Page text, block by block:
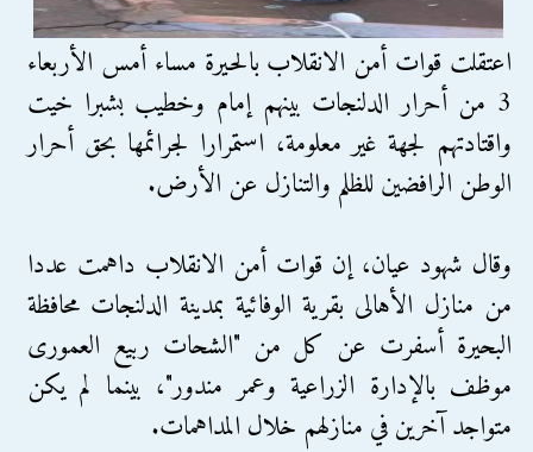
اعتقلت قوات أمن الانقلاب بالحيرة مساء أمس الأربعاء
3 من أحرار الدلنجات بينهم إمام وخطيب بشبرا خيت
واقتادتهم لجهة غير معلومة، استمرارا لجرائمها بحق أحرار
الوطن الرافضين للظلم والتنازل عن الأرض.
وقال شهود عيان، إن قوات أمن الانقلاب داهمت عددا
من منازل الأهالى بقرية الوفائية بمدينة الدلنجات محافظة
البحيرة أسفرت عن كل من "الشحات ربيع العمورى
موظف بالإدارة الزراعية وعمر مندور"، بينما لم يكن
متواجد آخرين في منازلهم خلال المداهمات.